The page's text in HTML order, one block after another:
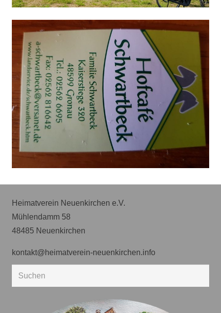
Heimatverein Neuenkirchen e.V.
Mühlendamm 58
48485 Neuenkirchen
kontakt@heimatverein-neuenkirchen.info